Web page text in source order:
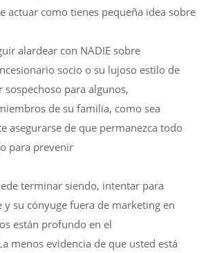
actuar como tienes pequeña idea sobre
alardear con NADIE sobre
socio o su lujoso estilo de
sospechoso para algunos,
de su familia, como sea
asegurarse de que permanezca todo
para prevenir
terminar siendo, intentar para
y su cónyuge fuera de marketing en
están profundo en el
menos evidencia de que usted está